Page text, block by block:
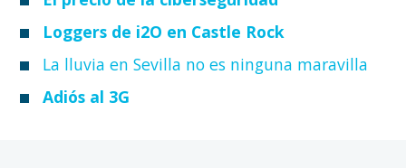
Loggers de i2O en Castle Rock
La lluvia en Sevilla no es ninguna maravilla
Adiós al 3G